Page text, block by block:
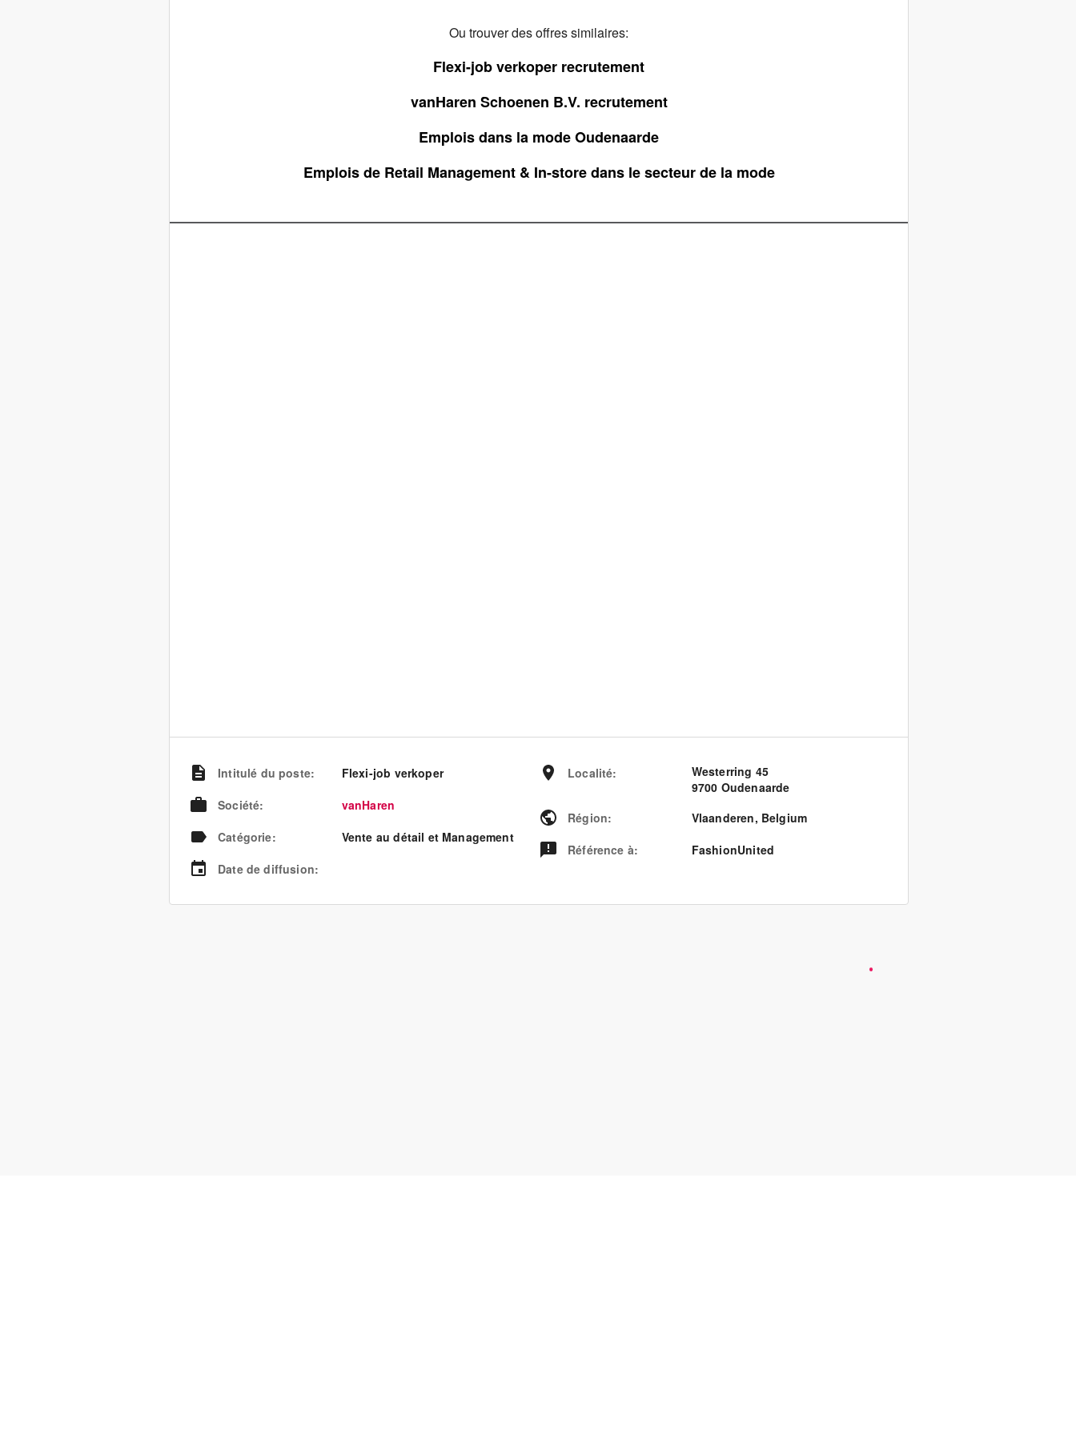
Ou trouver des offres similaires:
Flexi-job verkoper recrutement
vanHaren Schoenen B.V. recrutement
Emplois dans la mode Oudenaarde
Emplois de Retail Management & In-store dans le secteur de la mode
Intitulé du poste:
Flexi-job verkoper
Société:
vanHaren
Catégorie:
Vente au détail et Management
Date de diffusion:
Localité:
Westerring 45
9700 Oudenaarde
Région: Vlaanderen, Belgium
Référence à: FashionUnited